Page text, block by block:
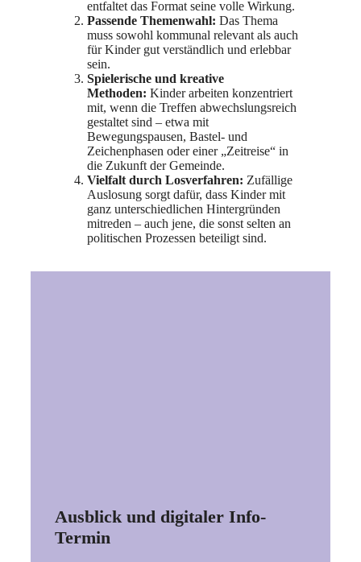
entfaltet das Format seine volle Wirkung.
Passende Themenwahl: Das Thema
muss sowohl kommunal relevant als auch
für Kinder gut verständlich und erlebbar
sein.
Spielerische und kreative
Methoden: Kinder arbeiten konzentriert
mit, wenn die Treffen abwechslungsreich
gestaltet sind – etwa mit
Bewegungspausen, Bastel- und
Zeichenphasen oder einer „Zeitreise“ in
die Zukunft der Gemeinde.
Vielfalt durch Losverfahren: Zufällige
Auslosung sorgt dafür, dass Kinder mit
ganz unterschiedlichen Hintergründen
mitreden – auch jene, die sonst selten an
politischen Prozessen beteiligt sind.
Ausblick und digitaler Info-
Termin